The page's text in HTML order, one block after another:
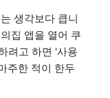
생각보다 큽니
집 앱을 열어 쿠
려고 하면 ‘사용
주한 적이 한두